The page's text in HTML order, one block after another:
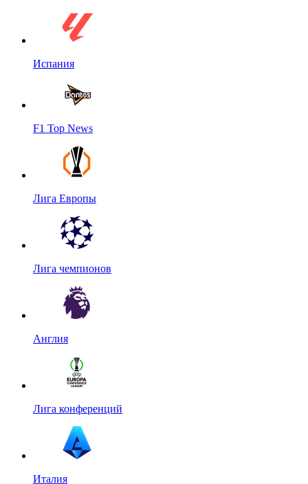
Испания
F1 Top News
Лига Европы
Лига чемпионов
Англия
Лига конференций
Италия